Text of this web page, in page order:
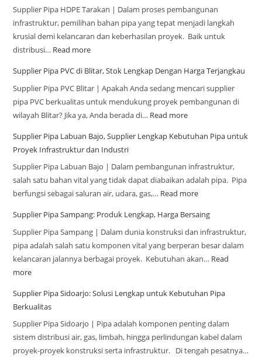
Supplier Pipa HDPE Tarakan | Dalam proses pembangunan
infrastruktur, pemilihan bahan pipa yang tepat menjadi langkah
krusial demi kelancaran dan keberhasilan proyek. Baik untuk
distribusi… Read more
Supplier Pipa PVC di Blitar, Stok Lengkap Dengan Harga Terjangkau
Supplier Pipa PVC Blitar | Apakah Anda sedang mencari supplier
pipa PVC berkualitas untuk mendukung proyek pembangunan di
wilayah Blitar? Jika ya, Anda berada di… Read more
Supplier Pipa Labuan Bajo, Supplier Lengkap Kebutuhan Pipa untuk
Proyek Infrastruktur dan Industri
Supplier Pipa Labuan Bajo | Dalam pembangunan infrastruktur,
salah satu bahan vital yang tidak dapat diabaikan adalah pipa. Pipa
berfungsi sebagai saluran air, udara, gas,… Read more
Supplier Pipa Sampang: Produk Lengkap, Harga Bersaing
Supplier Pipa Sampang | Dalam dunia konstruksi dan infrastruktur,
pipa adalah salah satu komponen vital yang berperan besar dalam
kelancaran jalannya berbagai proyek. Kebutuhan akan… Read
more
Supplier Pipa Sidoarjo: Solusi Lengkap untuk Kebutuhan Pipa
Berkualitas
Supplier Pipa Sidoarjo | Pipa adalah komponen penting dalam
sistem distribusi air, gas, limbah, hingga perlindungan kabel dalam
proyek-proyek konstruksi serta infrastruktur. Di tengah pesatnya…